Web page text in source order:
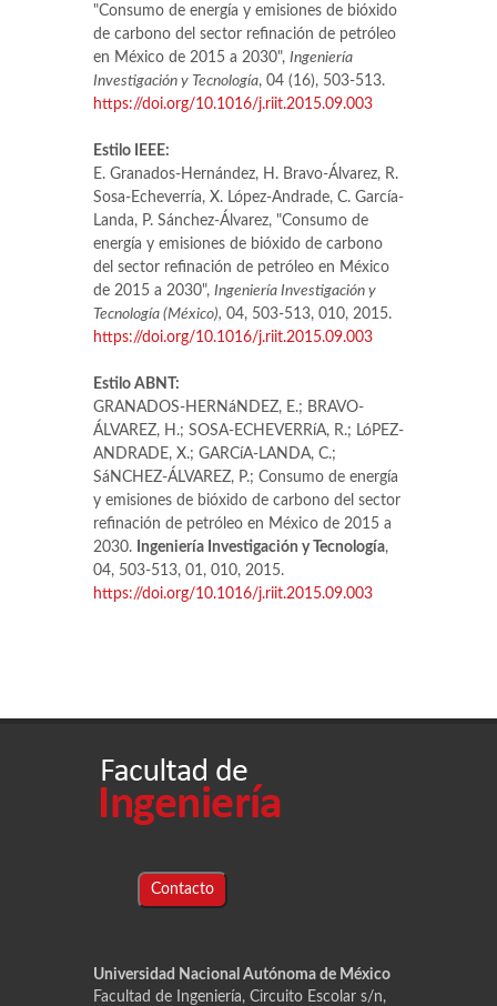
"Consumo de energía y emisiones de bióxido
de carbono del sector refinación de petróleo
en México de 2015 a 2030", Ingeniería
Investigación y Tecnología, 04 (16), 503-513.
https://doi.org/10.1016/j.riit.2015.09.003
Estilo IEEE:
E. Granados-Hernández, H. Bravo-Álvarez, R.
Sosa-Echeverría, X. López-Andrade, C. García-
Landa, P. Sánchez-Álvarez, "Consumo de
energía y emisiones de bióxido de carbono
del sector refinación de petróleo en México
de 2015 a 2030", Ingeniería Investigación y
Tecnología (México), 04, 503-513, 010, 2015.
https://doi.org/10.1016/j.riit.2015.09.003
Estilo ABNT:
GRANADOS-HERNáNDEZ, E.; BRAVO-
ÁLVAREZ, H.; SOSA-ECHEVERRíA, R.; LóPEZ-
ANDRADE, X.; GARCíA-LANDA, C.;
SáNCHEZ-ÁLVAREZ, P.; Consumo de energía
y emisiones de bióxido de carbono del sector
refinación de petróleo en México de 2015 a
2030. Ingeniería Investigación y Tecnología,
04, 503-513, 01, 010, 2015.
https://doi.org/10.1016/j.riit.2015.09.003
Contacto
Universidad Nacional Autónoma de México
Facultad de Ingeniería, Circuito Escolar s/n,